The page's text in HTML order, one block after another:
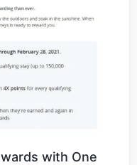
with One